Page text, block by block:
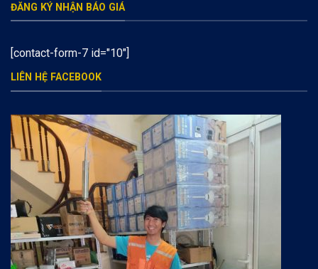
ĐĂNG KÝ NHẬN BÁO GIÁ
[contact-form-7 id="10"]
LIÊN HỆ FACEBOOK